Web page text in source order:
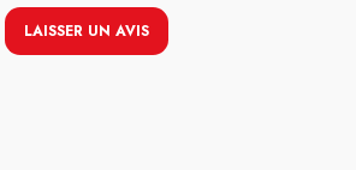
LAISSER UN AVIS